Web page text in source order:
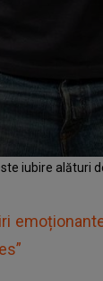
iubire alături